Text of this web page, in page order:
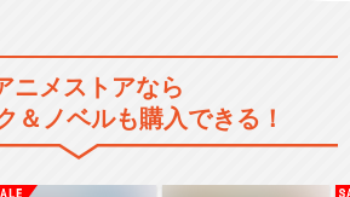
食戟のソーマ 豪ノ皿
ニメストアなら
＆ノベルも購入できる！